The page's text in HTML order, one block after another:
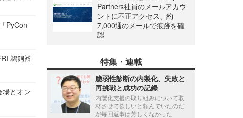
PyCon
鵜飼裕
場とオン
Partners社員のメールアカウ
ントに不正アクセス、約
7,000通のメールで痕跡を確
認
特集・連載
脆弱性診断の内製化、失敗と
再挑戦と成功の記録
内製化支援の取り組みについて取
材させて欲しいと頼んでいたのだ
が毎回返事は芳しくなかった